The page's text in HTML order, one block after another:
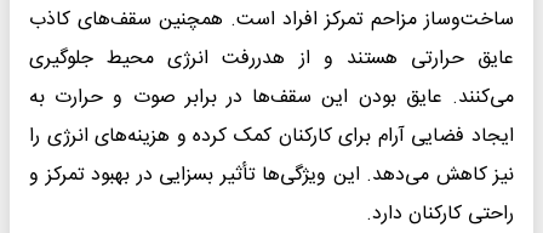
ساخت‌وساز مزاحم تمرکز افراد است. همچنین سقف‌های کاذب
عایق حرارتی هستند و از هدررفت انرژی محیط جلوگیری
می‌کنند. عایق بودن این سقف‌ها در برابر صوت و حرارت به
ایجاد فضایی آرام برای کارکنان کمک کرده و هزینه‌های انرژی را
نیز کاهش می‌دهد. این ویژگی‌ها تأثیر بسزایی در بهبود تمرکز و
راحتی کارکنان دارد.